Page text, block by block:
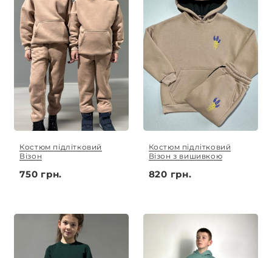
Костюм підлітковий
Візон
750 грн.
Костюм підлітковий
Візон з вишивкою
820 грн.